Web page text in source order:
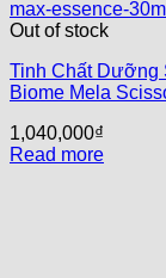
Out of stock
Tinh Chất Dưỡng
Biome Mela
1,040,000₫
Read more